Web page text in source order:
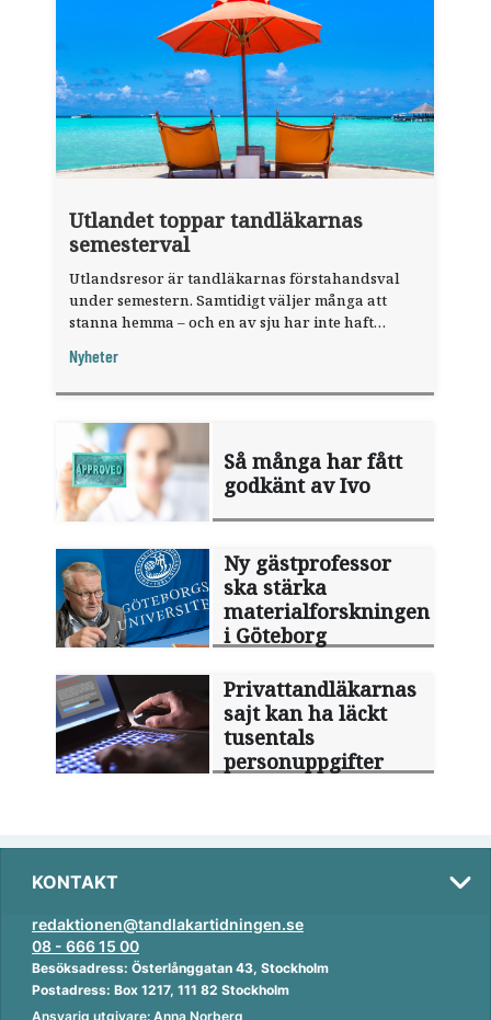
Utlandet toppar tandläkarnas
semesterval
Utlandsresor är tandläkarnas förstahandsval
under semestern. Samtidigt väljer många att
stanna hemma – och en av sju har inte haft
fråga".
Nyheter
Så många har fått
godkänt av Ivo
Ny gästprofessor
ska stärka
materialforskningen
i Göteborg
Privattandläkarnas
sajt kan ha läckt
tusentals
personuppgifter
KONTAKT
redaktionen@tandlakartidningen.se
08 - 666 15 00
Besöksadress: Österlånggatan 43, Stockholm
Postadress: Box 1217, 111 82 Stockholm
Ansvarig utgivare: Anna Norberg